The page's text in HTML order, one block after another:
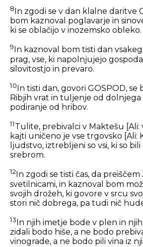
8 In zgodi se v dan klalne daritve
bom kaznoval poglavarje in
ki se oblačijo v inozemsko obleko.
9 In kaznoval bom tisti dan
prag, vse, ki napolnjujejo
silovitostjo in prevaro.
10In tisti dan, govori GOSPOD, se
Ribjih vrat in tuljenje od dolnjega
podiranje od hribov.
11Tulite, prebivalci v Maktešu
kajti uničeno je vse trgovsko [Ali:
ljudstvo, iztrebljeni so vsi, ki so
srebrom.
12 In zgodi se tisti čas, da
svetilnicami, in kaznoval bom
svojih drožeh, ki govore v srcu
stori nič dobrega, pa tudi nič
13In njih imetje bode v plen in
zidali bodo hiše, a ne bodo
vinograde, a ne bodo pili vina iz